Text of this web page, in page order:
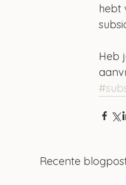
hebt
Heb
Recente